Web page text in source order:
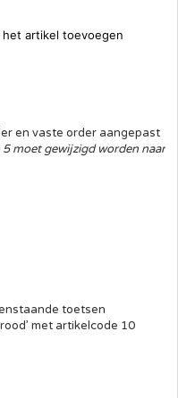
artikel toevoegen
en vaste order aangepast
moet gewijzigd worden naar
toetsen
met artikelcode 10